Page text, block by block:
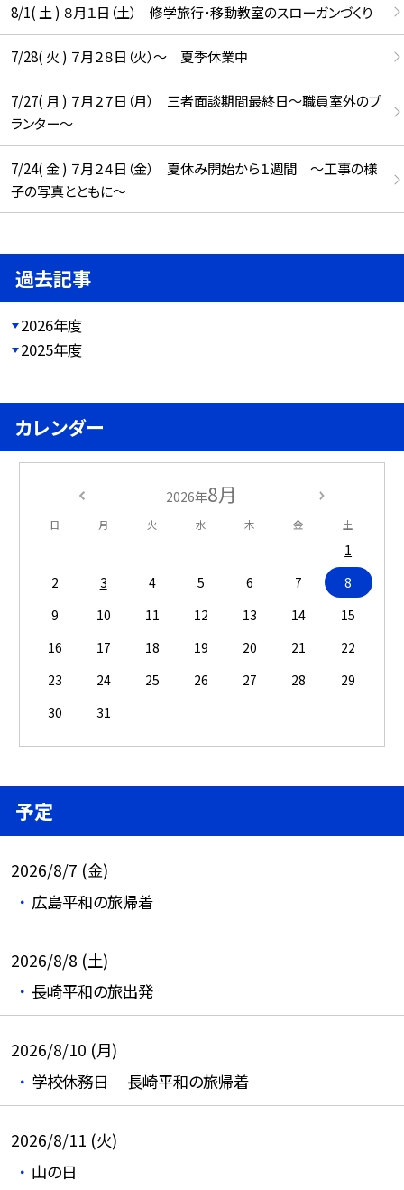
8/1( 土 ) ８月１日（土） 修学旅行・移動教室のスローガンづくり
7/28( 火 ) ７月２８日（火）～ 夏季休業中
7/27( 月 ) ７月２７日（月） 三者面談期間最終日～職員室外のプ
ランター～
7/24( 金 ) ７月２４日（金） 夏休み開始から１週間 ～工事の様
子の写真とともに～
過去記事
2026年度
2025年度
カレンダー
2026年8月
日 月 火 水 木 金 土
1
2
3 4 5 6 7
8
9
10 11 12 13 14
15
16
17 18 19 20 21
22
23
24 25 26 27 28
29
30
31
予定
2026/8/7 (金)
広島平和の旅帰着
2026/8/8 (土)
長崎平和の旅出発
2026/8/10 (月)
学校休務日 長崎平和の旅帰着
2026/8/11 (火)
山の日